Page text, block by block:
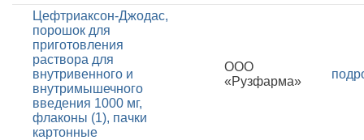
Цефтриаксон-Джодас,
порошок для
приготовления
раствора для
внутривенного и
внутримышечного
введения 1000 мг,
флаконы (1), пачки
картонные
ООО
«Рузфарма»